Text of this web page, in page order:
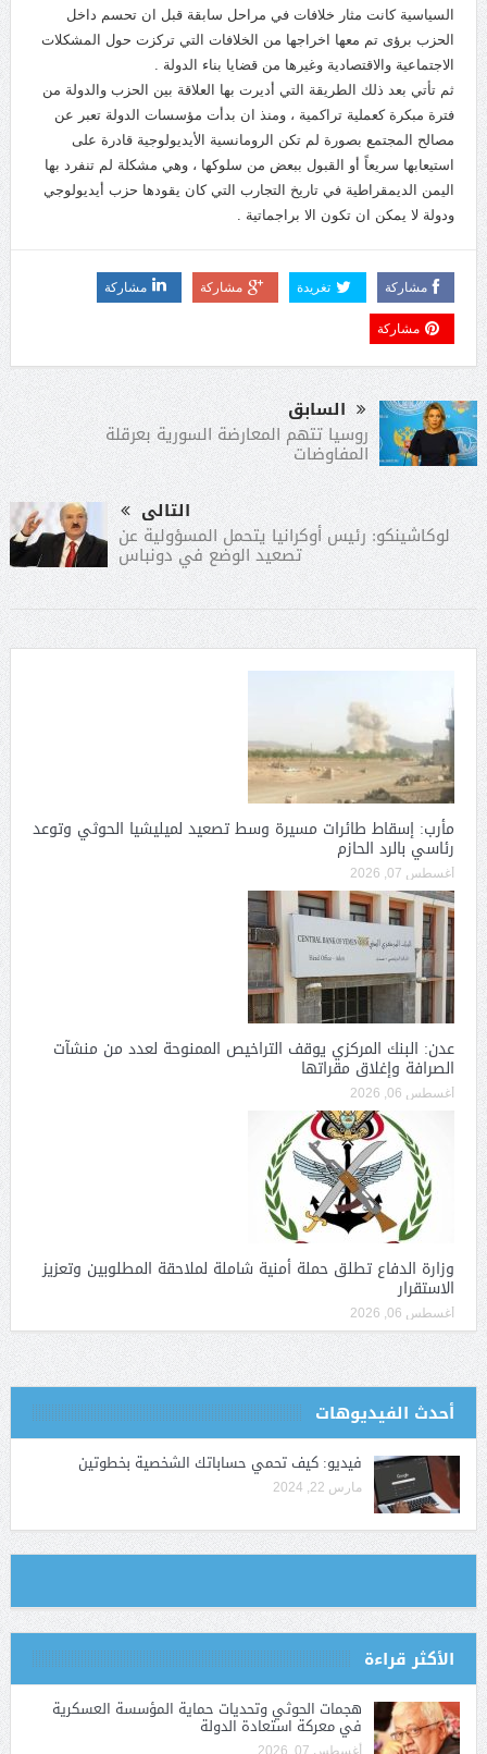
السياسية كانت مثار خلافات في مراحل سابقة قبل ان تحسم داخل
الحزب برؤى تم معها اخراجها من الخلافات التي تركزت حول المشكلات
الاجتماعية والاقتصادية وغيرها من قضايا بناء الدولة .
ثم تأتي بعد ذلك الطريقة التي أديرت بها العلاقة بين الحزب والدولة من
فترة مبكرة كعملية تراكمية ، ومنذ ان بدأت مؤسسات الدولة تعبر عن
مصالح المجتمع بصورة لم تكن الرومانسية الأيديولوجية قادرة على
استيعابها سريعاً أو القبول ببعض من سلوكها ، وهي مشكلة لم تنفرد بها
اليمن الديمقراطية في تاريخ التجارب التي كان يقودها حزب أيديولوجي
ودولة لا يمكن ان تكون الا براجماتية .
مشاركة تغريدة مشاركة مشاركة
مشاركة
السابق
روسيا تتهم المعارضة السورية بعرقلة
المفاوضات
التالى
لوكاشينكو: رئيس أوكرانيا يتحمل المسؤولية عن
تصعيد الوضع في دونباس
مأرب: إسقاط طائرات مسيرة وسط تصعيد لميليشيا الحوثي وتوعد
رئاسي بالرد الحازم
أغسطس 07, 2026
عدن: البنك المركزي يوقف التراخيص الممنوحة لعدد من منشآت
الصرافة وإغلاق مقراتها
أغسطس 06, 2026
وزارة الدفاع تطلق حملة أمنية شاملة لملاحقة المطلوبين وتعزيز
الاستقرار
أغسطس 06, 2026
أحدث الفيديوهات
فيديو: كيف تحمي حساباتك الشخصية بخطوتين
مارس 22, 2024
الأكثر قراءة
هجمات الحوثي وتحديات حماية المؤسسة العسكرية
في معركة استعادة الدولة
أغسطس 07, 2026